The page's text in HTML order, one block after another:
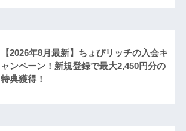
【2026年8月最新】ちょびリッチの入会キ
ャンペーン！新規登録で最大2,450円分の
特典獲得！